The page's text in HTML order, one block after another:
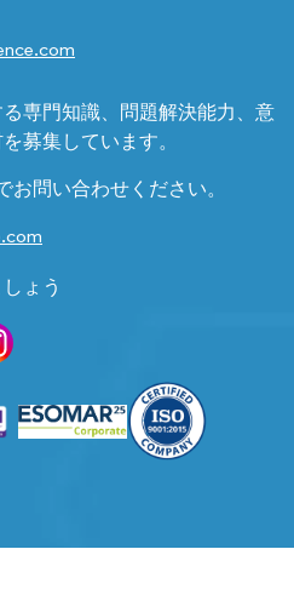
専門知識、問題解決能力、意
募集しています。
問い合わせください。
ょう